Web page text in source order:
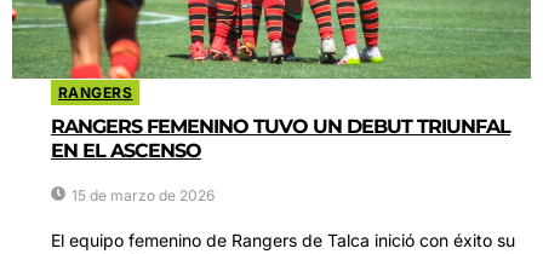
RANGERS
RANGERS FEMENINO TUVO UN DEBUT TRIUNFAL
EN EL ASCENSO
15 de marzo de 2026
El equipo femenino de Rangers de Talca inició con éxito su